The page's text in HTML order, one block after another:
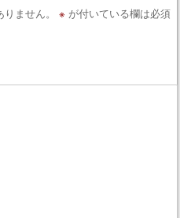
ません。 ※ が付いている欄は必須